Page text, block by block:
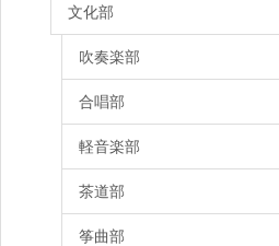
文化部
吹奏楽部
合唱部
軽音楽部
茶道部
筝曲部